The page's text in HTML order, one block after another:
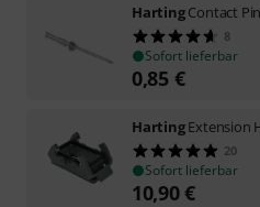
HartingContact
8
Sofort lieferbar
0,85 €
HartingExtension
20
Sofort lieferbar
10,90€